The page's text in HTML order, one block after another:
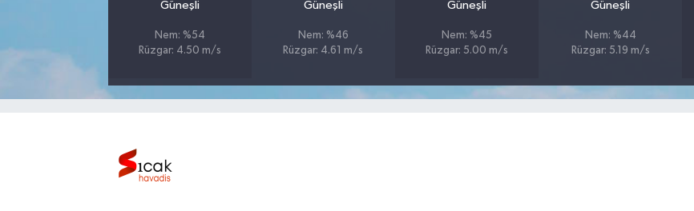
Güneşli
Nem: %54
Rüzgar: 4.50 m/s
Güneşli
Nem: %46
Rüzgar: 4.61 m/s
Güneşli
Nem: %45
Rüzgar: 5.00 m/s
Güneşli
Nem: %44
Rüzgar: 5.19 m/s